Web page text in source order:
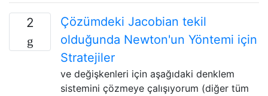
2
Çözümdeki Jacobian tekil
olduğunda Newton'un Yöntemi için
Stratejiler
ve değişkenleri için aşağıdaki denklem
sistemini çözmeye çalışıyorum (diğer tüm